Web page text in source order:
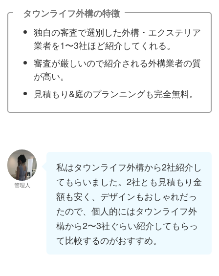
タウンライフ外構の特徴
独自の審査で選別した外構・エクステリア
業者を1〜3社ほど紹介してくれる。
審査が厳しいので紹介される外構業者の質
が高い。
見積もり&庭のプランニングも完全無料。
管理人
私はタウンライフ外構から2社紹介し
てもらいました。2社とも見積もり金
額も安く、デザインもおしゃれだっ
たので、個人的にはタウンライフ外
構から2〜3社ぐらい紹介してもらっ
て比較するのがおすすめ。